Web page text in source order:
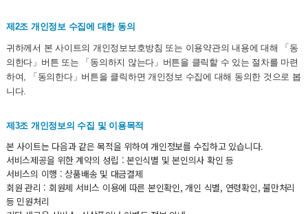
제2조 개인정보 수집에 대한 동의
귀하께서 본 사이트의 개인정보보호방침 또는 이용약관의 내용에 대해 「동
의한다」버튼 또는 「동의하지 않는다」버튼을 클릭할 수 있는 절차를 마련
하여, 「동의한다」버튼을 클릭하면 개인정보 수집에 대해 동의한 것으로 봅
니다.
제3조 개인정보의 수집 및 이용목적
본 사이트는 다음과 같은 목적을 위하여 개인정보를 수집하고 있습니다.
서비스제공을 위한 계약의 성립 : 본인식별 및 본인의사 확인 등
서비스의 이행 : 상품배송 및 대금결제
회원 관리 : 회원제 서비스 이용에 따른 본인확인, 개인 식별, 연령확인, 불만처리
등 민원처리